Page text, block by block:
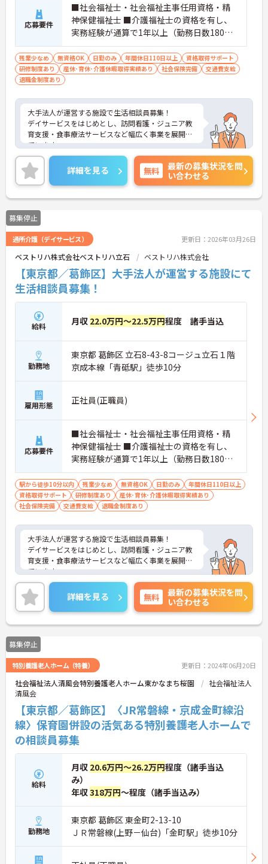
応募要件
■社会福祉士・社会福祉主事任用資格・精
神保健福祉士 ■介護福祉士の資格を有し、
実務経験が通算で1年以上（勤務日数180日
以上）ある方 ■老人福祉施設の施設長経験
が通算で1年以上（勤務日数180日以上）あ
る方 ※上記のいずれかの資格をお持ちの方
残業少なめ 無資格OK 日勤のみ 年間休日110日以上
資格取得サポート
研修制度あり
産休･育休･介護休暇取得実績あり 社会保険完備
交通費支給
退職金制度あり
大手法人が運営する施設で生活相談員募集！
デイサービスをはじめとし、訪問看護・ジュニア教
育支援・食事療法サービスなど幅広く事業を展開し
ています。
日曜固定休の完全週休2日制で、年間休日は120日以
上！しっかり休んでプライベートも充実！
ご興味のある方はお気軽にお問い合わせ下さい。
詳細を見る 無料
最新の募集状況を問
い合わせる
募集停止
通所介護（デイサービス） 更新日：2026年03月26日
ベストリハ株式会社ベストリハ立石 ベストリハ株式会社
【東京都／葛飾区】大手法人が運営する施設にて
生活相談員募集！
給料 月収 22.0万円～22.5万円程度 諸手当込
勤務地
東京都 葛飾区 立石8-43-8コージュ立石１階
京成本線「青砥駅」徒歩10分
雇用形態 正社員(正職員)
応募要件
■社会福祉士・社会福祉主事任用資格・精
神保健福祉士 ■介護福祉士の資格を有し、
実務経験が通算で1年以上（勤務日数180日
以上）ある方 ■老人福祉施設の施設長経験
が通算で1年以上（勤務日数180日以上）あ
る方 ※上記のいずれかの資格をお持ちの方
駅から徒歩10分以内 残業少なめ 無資格OK 日勤のみ
年間休日110日以上
資格取得サポート
研修制度あり
産休･育休･介護休暇取得実績あり
社会保険完備
交通費支給 退職金制度あり
大手法人が運営する施設で生活相談員募集！
デイサービスをはじめとし、訪問看護・ジュニア教
育支援・食事療法サービスなど幅広く事業を展開し
ています。
日曜固定休の完全週休2日制で、年間休日は120日以
上！しっかり休んでプライベートも充実！
ご興味のある方はお気軽にお問い合わせ下さい。
詳細を見る 無料
最新の募集状況を問
い合わせる
募集停止
特別養護老人ホーム（特養） 更新日：2024年06月20日
社会福祉法人清風会特別養護老人ホーム東かなまち桜園
社会福祉法人
清風会
【東京都／葛飾区】〈JR常磐線・京成金町線沿
線〉保育園併設の活気ある特別養護老人ホームで
の相談員募集
給料
月収 20.6万円～26.2万円程度（諸手当込
み）
年収318万円～程度（諸手当込み）
勤務地
東京都 葛飾区 東金町2-13-10
ＪＲ常磐線(上野－仙台)「金町駅」徒歩10分